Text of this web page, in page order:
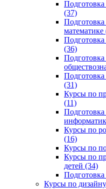
(37)
математике
(36)
(31)
Курсы по
(11)
Курсы по
(16)
Курсы по
Курсы по
детей (34)
Курсы по дизайну